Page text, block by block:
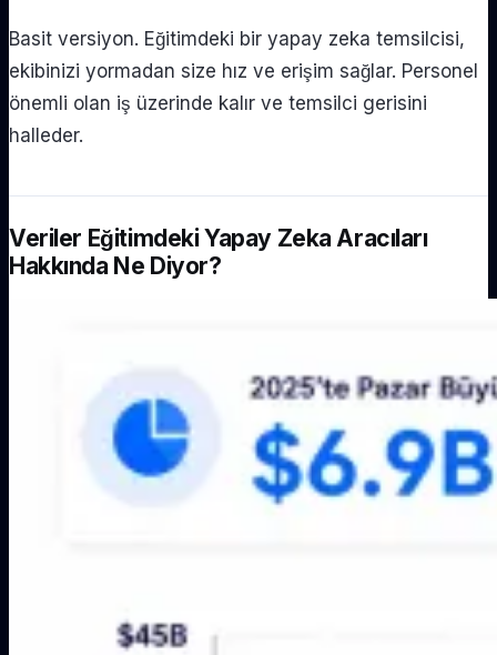
Basit versiyon. Eğitimdeki bir yapay zeka temsilcisi,
ekibinizi yormadan size hız ve erişim sağlar. Personel
önemli olan iş üzerinde kalır ve temsilci gerisini
halleder.
Veriler Eğitimdeki Yapay Zeka Aracıları
Hakkında Ne Diyor?